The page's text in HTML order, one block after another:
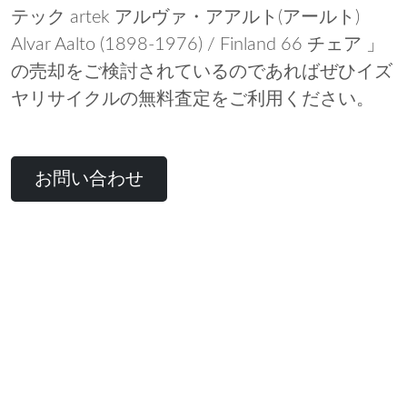
テック artek アルヴァ・アアルト(アールト)
Alvar Aalto (1898-1976) / Finland 66 チェア 」
の売却をご検討されているのであればぜひイズ
ヤリサイクルの無料査定をご利用ください。
お問い合わせ